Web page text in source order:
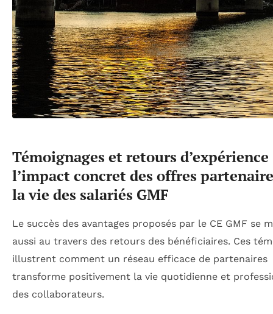
Témoignages et retours d’expérience
l’impact concret des offres
la vie des salariés GMF
Le succès des avantages proposés par le CE GMF se
aussi au travers des retours des bénéficiaires. Ces
illustrent comment un réseau efficace de partenaires
transforme positivement la vie quotidienne et
des collaborateurs.